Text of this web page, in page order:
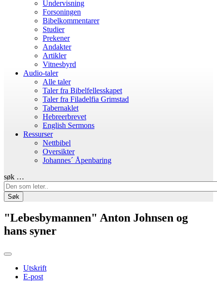
Undervisning
Forsoningen
Bibelkommentarer
Studier
Prekener
Andakter
Artikler
Vitnesbyrd
Audio-taler
Alle taler
Taler fra Bibelfellesskapet
Taler fra Filadelfia Grimstad
Tabernaklet
Hebreerbrevet
English Sermons
Ressurser
Nettbibel
Oversikter
Johannes´ Åpenbaring
søk …
Søk
"Lebesbymannen" Anton Johnsen og
hans syner
Utskrift
E-post